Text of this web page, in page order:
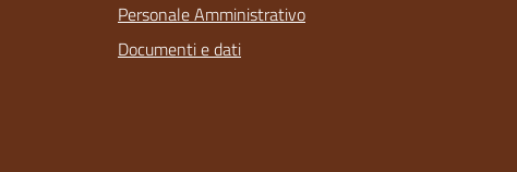
Personale Amministrativo
Documenti e dati